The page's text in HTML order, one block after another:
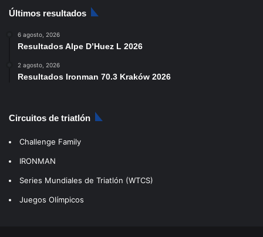
Últimos resultados
6 agosto, 2026
Resultados Alpe D’Huez L 2026
2 agosto, 2026
Resultados Ironman 70.3 Kraków 2026
Circuitos de triatlón
Challenge Family
IRONMAN
Series Mundiales de Triatlón (WTCS)
Juegos Olímpicos